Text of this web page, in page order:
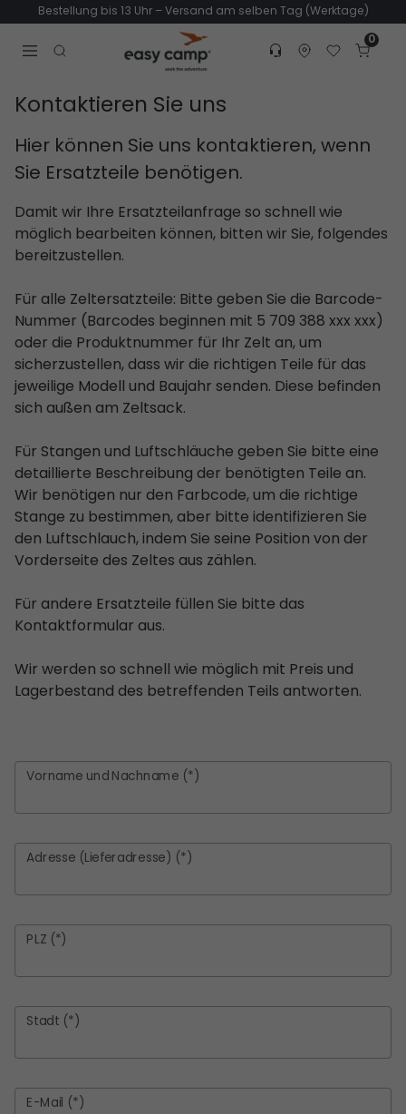
Bestellung bis 13 Uhr – Versand am selben Tag (Werktage)
Open search modal
Customer service
Find dealer
Favorites
Cart
0
Kontaktieren Sie uns
Hier können Sie uns kontaktieren, wenn
Sie Ersatzteile benötigen.
Damit wir Ihre Ersatzteilanfrage so schnell wie
möglich bearbeiten können, bitten wir Sie, folgendes
bereitzustellen.
Für alle Zeltersatzteile: Bitte geben Sie die Barcode-
Nummer (Barcodes beginnen mit 5 709 388 xxx xxx)
oder die Produktnummer für Ihr Zelt an, um
sicherzustellen, dass wir die richtigen Teile für das
jeweilige Modell und Baujahr senden. Diese befinden
sich außen am Zeltsack.
Für Stangen und Luftschläuche geben Sie bitte eine
detaillierte Beschreibung der benötigten Teile an.
Wir benötigen nur den Farbcode, um die richtige
Stange zu bestimmen, aber bitte identifizieren Sie
den Luftschlauch, indem Sie seine Position von der
Vorderseite des Zeltes aus zählen.
Für andere Ersatzteile füllen Sie bitte das
Kontaktformular aus.
Wir werden so schnell wie möglich mit Preis und
Lagerbestand des betreffenden Teils antworten.
Vorname und Nachname (*)
Adresse (Lieferadresse) (*)
PLZ (*)
Stadt (*)
E-Mail (*)